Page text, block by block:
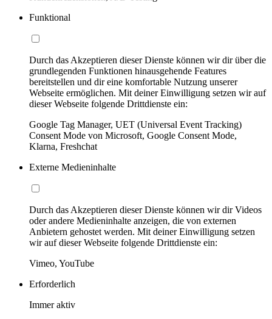
Funktional
Durch das Akzeptieren dieser Dienste können wir dir über die
grundlegenden Funktionen hinausgehende Features
bereitstellen und dir eine komfortable Nutzung unserer
Webseite ermöglichen. Mit deiner Einwilligung setzen wir auf
dieser Webseite folgende Drittdienste ein:
Google Tag Manager, UET (Universal Event Tracking)
Consent Mode von Microsoft, Google Consent Mode,
Klarna, Freshchat
Externe Medieninhalte
Durch das Akzeptieren dieser Dienste können wir dir Videos
oder andere Medieninhalte anzeigen, die von externen
Anbietern gehostet werden. Mit deiner Einwilligung setzen
wir auf dieser Webseite folgende Drittdienste ein:
Vimeo, YouTube
Erforderlich
Immer aktiv